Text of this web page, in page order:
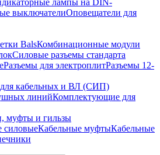
лампы на DIN-
выключателиОповещатели для
BalsКомбинационные модули
Силовые разъемы стандарта
Разъемы для электроплитРазъемы 12-
для кабельных и ВЛ (СИП)
линийКомплектующие для
муфты и гильзы
силовыеКабельные муфтыКабельные